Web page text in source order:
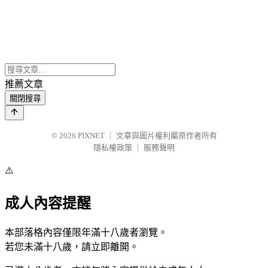
推薦文章
關閉搜尋
© 2026 PIXNET
文章與圖片權利屬原作者所有
隱私權政策
服務聲明
⚠️
成人內容提醒
本部落格內容僅限年滿十八歲者瀏覽。
若您未滿十八歲，請立即離開。